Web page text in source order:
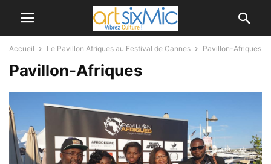
Accueil Le Pavillon Afriques au Festival de Cannes Pavillon-Afriques
Pavillon-Afriques